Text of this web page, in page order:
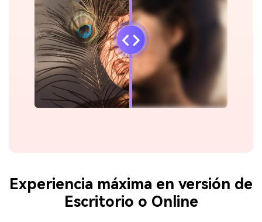
Experiencia máxima en versión de
Escritorio o Online